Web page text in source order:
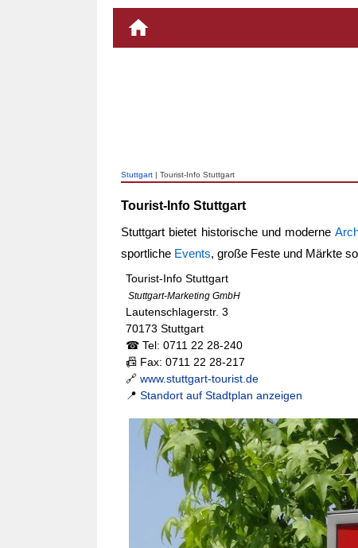
Stuttgart | Tourist-Info Stuttgart
Tourist-Info Stuttgart
Stuttgart bietet historische und moderne
sportliche Events, große Feste und Märkte
Tourist-Info Stuttgart
Stuttgart-Marketing GmbH
Lautenschlagerstr. 3
70173 Stuttgart
☎ Tel: 0711 22 28-240
📠 Fax: 0711 22 28-217
🔗 www.stuttgart-tourist.de
📍 Standort auf Stadtplan anzeigen